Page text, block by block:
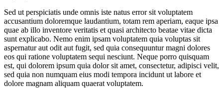
Sed ut perspiciatis unde omnis iste natus error sit voluptatem
accusantium doloremque laudantium, totam rem aperiam, eaque ipsa
quae ab illo inventore veritatis et quasi architecto beatae vitae dicta
sunt explicabo. Nemo enim ipsam voluptatem quia voluptas sit
aspernatur aut odit aut fugit, sed quia consequuntur magni dolores
eos qui ratione voluptatem sequi nesciunt. Neque porro quisquam
est, qui dolorem ipsum quia dolor sit amet, consectetur, adipisci velit,
sed quia non numquam eius modi tempora incidunt ut labore et
dolore magnam aliquam quaerat voluptatem.